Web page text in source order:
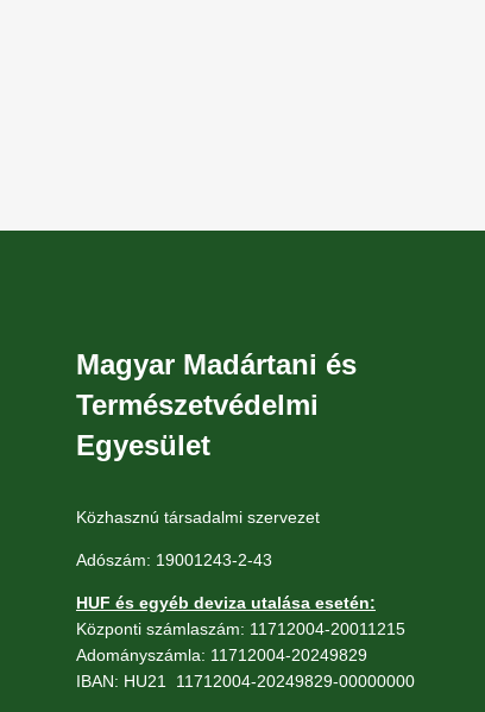
Magyar Madártani és
Természetvédelmi
Egyesület
Közhasznú társadalmi szervezet
Adószám: 19001243-2-43
HUF és egyéb deviza utalása esetén:
Központi számlaszám: 11712004-20011215
Adományszámla: 11712004-20249829
IBAN: HU21 11712004-20249829-00000000